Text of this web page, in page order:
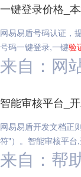
一键登录价格_
网易易盾号码认证，
号码一键登录,一键验
来自：网
智能审核平台_
网易易盾开发文档正
符"）。智能审核平台
来自：帮